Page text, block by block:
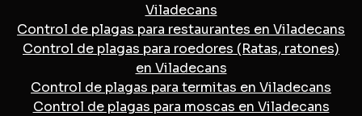
Viladecans
Control de plagas para restaurantes en Viladecans
Control de plagas para roedores (Ratas, ratones)
en Viladecans
Control de plagas para termitas en Viladecans
Control de plagas para moscas en Viladecans